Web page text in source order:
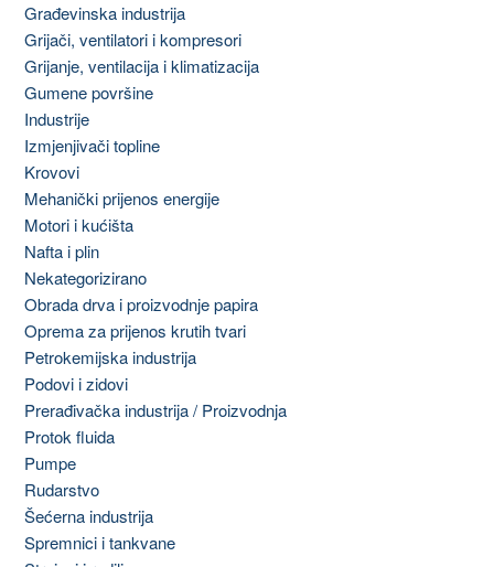
Građevinska industrija
Grijači, ventilatori i kompresori
Grijanje, ventilacija i klimatizacija
Gumene površine
Industrije
Izmjenjivači topline
Krovovi
Mehanički prijenos energije
Motori i kućišta
Nafta i plin
Nekategorizirano
Obrada drva i proizvodnje papira
Oprema za prijenos krutih tvari
Petrokemijska industrija
Podovi i zidovi
Prerađivačka industrija / Proizvodnja
Protok fluida
Pumpe
Rudarstvo
Šećerna industrija
Spremnici i tankvane